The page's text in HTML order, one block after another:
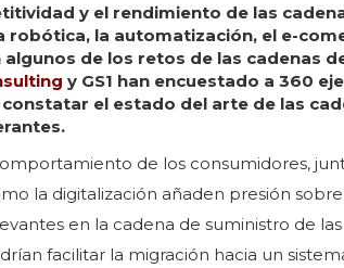
y el rendimiento de las
robótica, la automatización, el e-
de los retos de las cadenas
y GS1 han encuestado a 360
el estado del arte de las
de los consumidores,
la digitalización añaden presión
en la cadena de suministro de
facilitar la migración hacia un